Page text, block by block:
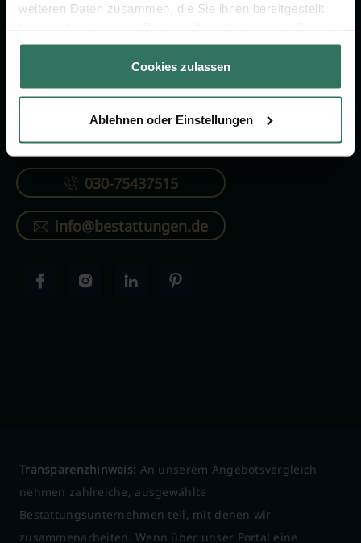
weiteren Daten zusammen, die Sie ihnen bereitgestellt
gesammelt haben.
Cookies zulassen
Ablehnen oder Einstellungen
Vergleich
Ratgeber
Online-Portal
Kostenlos registrieren
KONTAKTIEREN SIE UNS
030-75437515
info@bestattungen.de
Transparenzhinweis: An unserem Angebotsvergleich
nehmen zahlreiche, ausgewählte
Bestattungsunternehmen teil, mit denen wir
zusammenarbeiten. Wenn über unser Portal eine